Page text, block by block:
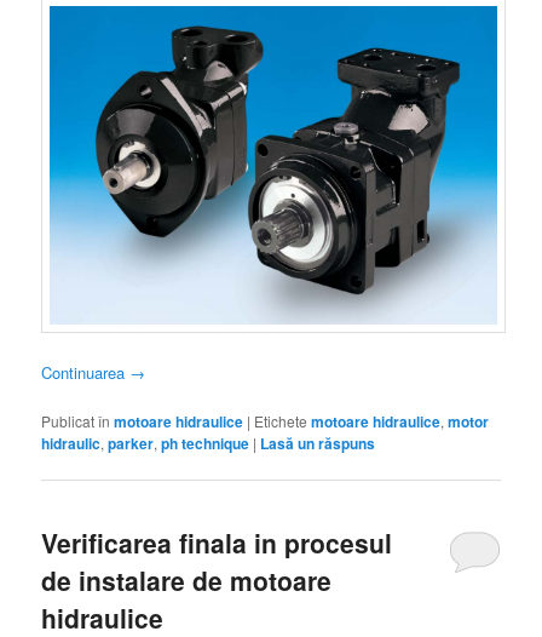
Continuarea →
Publicat în motoare hidraulice | Etichete motoare hidraulice,motor
hidraulic,parker,ph technique | Lasă un răspuns
Verificarea finala in procesul
de instalare de motoare
hidraulice